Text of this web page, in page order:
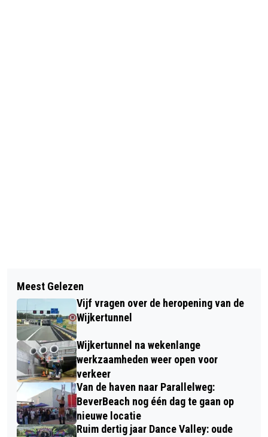
AMSTERDAM WIND QUINTET MET
FANTASTISCHE VERHALEN EN
MAGISCHE MUZIEK IN DE CIRKEL
GEMEENTERAAD BENOEMT NIEK
WIJMENGA TOT WETHOUDER
Meest Gelezen
Vijf vragen over de heropening van de
Wijkertunnel
Wijkertunnel na wekenlange
werkzaamheden weer open voor
verkeer
Van de haven naar Parallelweg:
BeverBeach nog één dag te gaan op
nieuwe locatie
Ruim dertig jaar Dance Valley: oude